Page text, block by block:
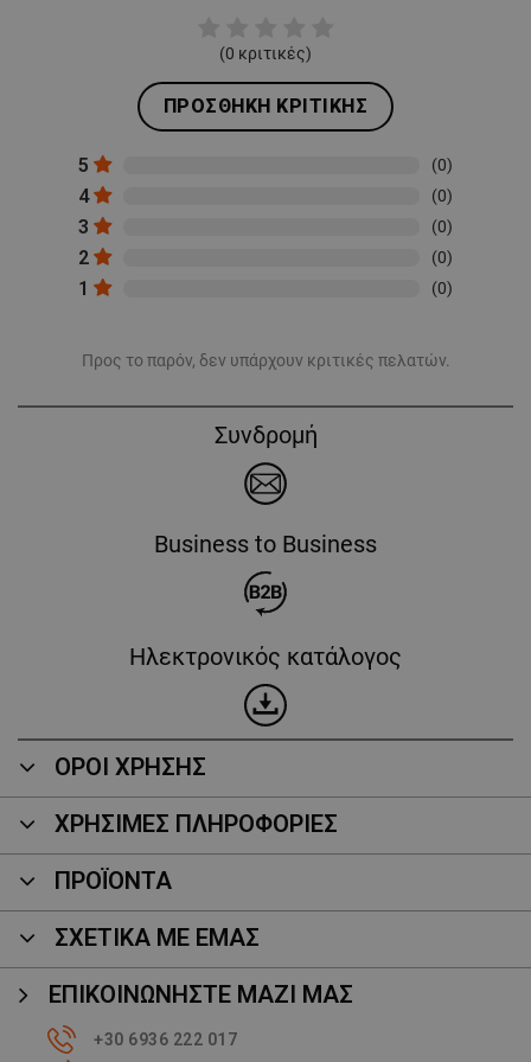
(0 κριτικές)
ΠΡΟΣΘΉΚΗ ΚΡΙΤΙΚΉΣ
5 (0)
4 (0)
3 (0)
2 (0)
1 (0)
Προς το παρόν, δεν υπάρχουν κριτικές πελατών.
Συνδρομή
Business to Business
Ηλεκτρονικός κατάλογος
ΟΡΟΙ ΧΡΗΣΗΣ
ΧΡΗΣΙΜΕΣ ΠΛΗΡΟΦΟΡΙΕΣ
ΠΡΟΪΌΝΤΑ
ΣΧΕΤΙΚΑ ΜΕ ΕΜΑΣ
ΕΠΙΚΟΙΝΩΝΉΣΤΕ ΜΑΖΊ ΜΑΣ
+30 6936 222 017